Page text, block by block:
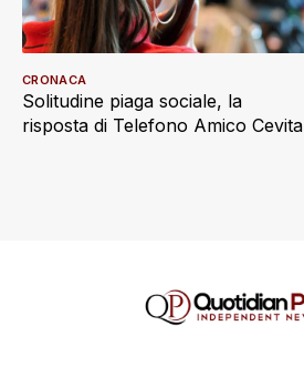
Solitudine piaga sociale, la
risposta di Telefono Amico Cevita
CRONACA